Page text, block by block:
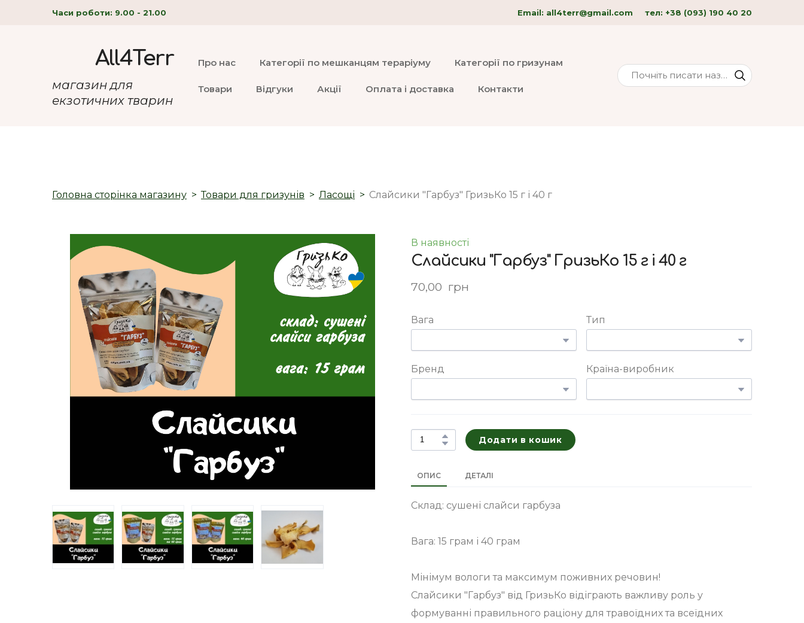
Часи роботи: 9.00 - 21.00 Email: all4terr@gmail.com тел: +38 (093) 190 40 20
All4Terr
магазин для
екзотичних тварин
Про нас Категорії по мешканцям тераріуму Категорії по гризунам
Товари Відгуки Акції Оплата і доставка Контакти
Головна сторінка магазину Товари для гризунів Ласощі Слайсики "Гарбуз" ГризьКо 15 г і 40 г
В наявності
Слайсики "Гарбуз" ГризьКо 15 г і 40 г
70,00  грн
Вага Тип
Бренд Країна-виробник
Додати в кошик
ОПИС ДЕТАЛІ
Склад: сушені слайси гарбуза
Вага: 15 грам і 40 грам
Мінімум вологи та максимум поживних речовин!
Слайсики "Гарбуз" від ГризьКо відіграють важливу роль у
формуванні правильного раціону для травоїдних та всеїдних